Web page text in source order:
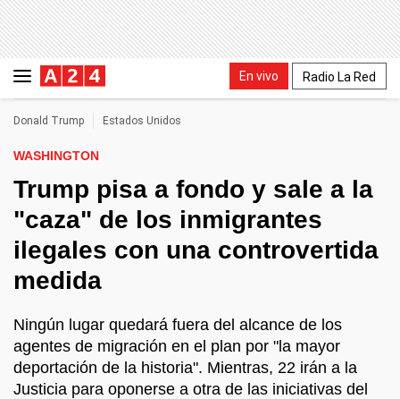
En vivo Radio La Red
Donald Trump Estados Unidos
WASHINGTON
Trump pisa a fondo y sale a la
"caza" de los inmigrantes
ilegales con una controvertida
medida
Ningún lugar quedará fuera del alcance de los
agentes de migración en el plan por "la mayor
deportación de la historia". Mientras, 22 irán a la
Justicia para oponerse a otra de las iniciativas del